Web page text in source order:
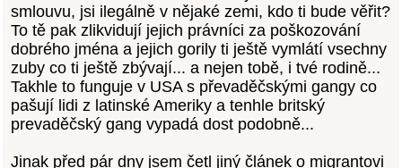
smlouvu, jsi ilegálně v nějaké zemi, kdo ti bude věřit?
To tě pak zlikvidují jejich právníci za poškozování
dobrého jména a jejich gorily ti ještě vymlátí vsechny
zuby co ti ještě zbývají... a nejen tobě, i tvé rodině...
Takhle to funguje v USA s převaděčskými gangy co
pašují lidi z latinské Ameriky a tenhle britský
prevaděčský gang vypadá dost podobně...
Jinak před pár dny jsem četl jiný článek o migrantovi